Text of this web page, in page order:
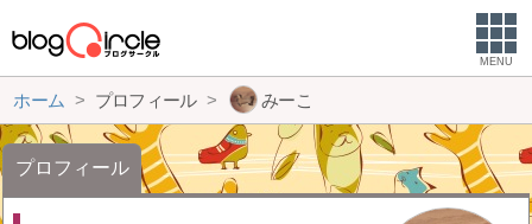
MENU
ホーム プロフィール みーこ
プロフィール